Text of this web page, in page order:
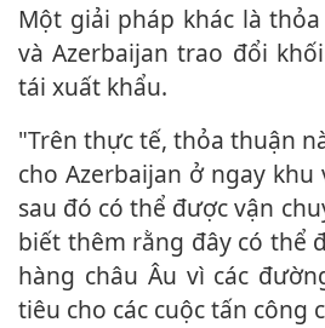
Một giải pháp khác là thỏa thuận trao đổi khí đốt, trong đó Nga
và Azerbaijan trao đổi
tái xuất khẩu.
"Trên thực tế, thỏa thuận này sẽ chứng kiến khí đốt Nga được bán
cho Azerbaijan ở ngay
sau đó có thể được vận
biết thêm rằng đây có thể
hàng châu Âu vì các
tiêu cho các cuộc tấn công